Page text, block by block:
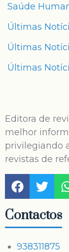
Saúde
Últimas
Últimas
Últimas
Editora de
melhor
privilegiando
revistas de
Contactos
938311875